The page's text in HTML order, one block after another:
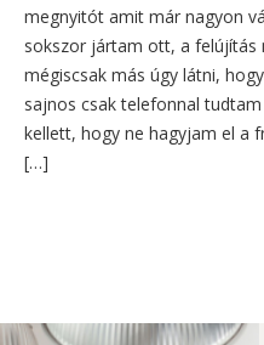
megnyitót amit már nagyon
sokszor jártam ott, a felújítás
mégiscsak más úgy látni,
sajnos csak telefonnal
kellett, hogy ne hagyjam el a
[…]